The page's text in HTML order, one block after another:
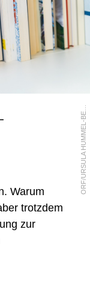
O
R
F
/
U
R
S
U
L
A
H
U
M
M
E
L
-
B
E
R
G
E
R
Warum
trotzdem
zur